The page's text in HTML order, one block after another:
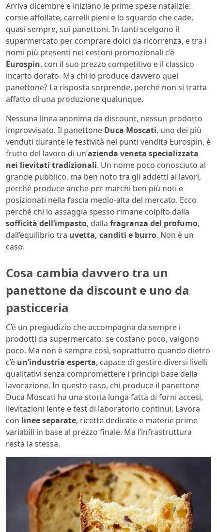
Arriva dicembre e iniziano le prime spese natalizie:
corsie affollate, carrelli pieni e lo sguardo che cade,
quasi sempre, sui panettoni. In tanti scelgono il
supermercato per comprare dolci da ricorrenza, e tra i
nomi più presenti nei cestoni promozionali c’è
Eurospin, con il suo prezzo competitivo e il classico
incarto dorato. Ma chi lo produce davvero quel
panettone? La risposta sorprende, perché non si tratta
affatto di una produzione qualunque.
Nessuna linea anonima da discount, nessun prodotto
improvvisato. Il panettone Duca Moscati, uno dei più
venduti durante le festività nei punti vendita Eurospin, è
frutto del lavoro di un’azienda veneta specializzata
nei lievitati tradizionali. Un nome poco conosciuto al
grande pubblico, ma ben noto tra gli addetti ai lavori,
perché produce anche per marchi ben più noti e
posizionati nella fascia medio-alta del mercato. Ecco
perché chi lo assaggia spesso rimane colpito dalla
sofficità dell’impasto, dalla fragranza del profumo,
dall’equilibrio tra uvetta, canditi e burro. Non è un
caso.
Cosa cambia davvero tra un
panettone da discount e uno da
pasticceria
C’è un pregiudizio che accompagna da sempre i
prodotti da supermercato: se costano poco, valgono
poco. Ma non è sempre così, soprattutto quando dietro
c’è un’industria esperta, capace di gestire diversi livelli
qualitativi senza compromettere i principi base della
lavorazione. In questo caso, chi produce il panettone
Duca Moscati ha una storia lunga fatta di forni accesi,
lievitazioni lente e test di laboratorio continui. Lavora
con linee separate, ricette dedicate e materie prime
variabili in base al prezzo finale. Ma l’infrastruttura
resta la stessa.